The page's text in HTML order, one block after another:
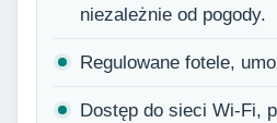
niezależnie od pogody.
Regulowane fotele,
Dostęp do sieci Wi-Fi,